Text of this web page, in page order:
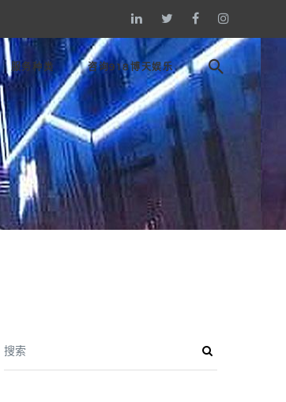
服务种类 咨询918博天娱乐
搜索